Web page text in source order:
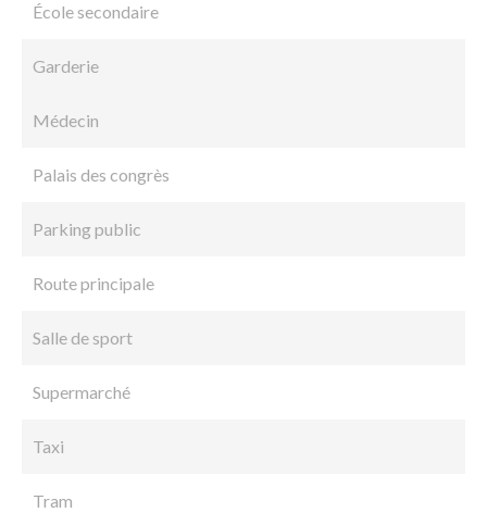
École secondaire
Garderie
Médecin
Palais des congrès
Parking public
Route principale
Salle de sport
Supermarché
Taxi
Tram